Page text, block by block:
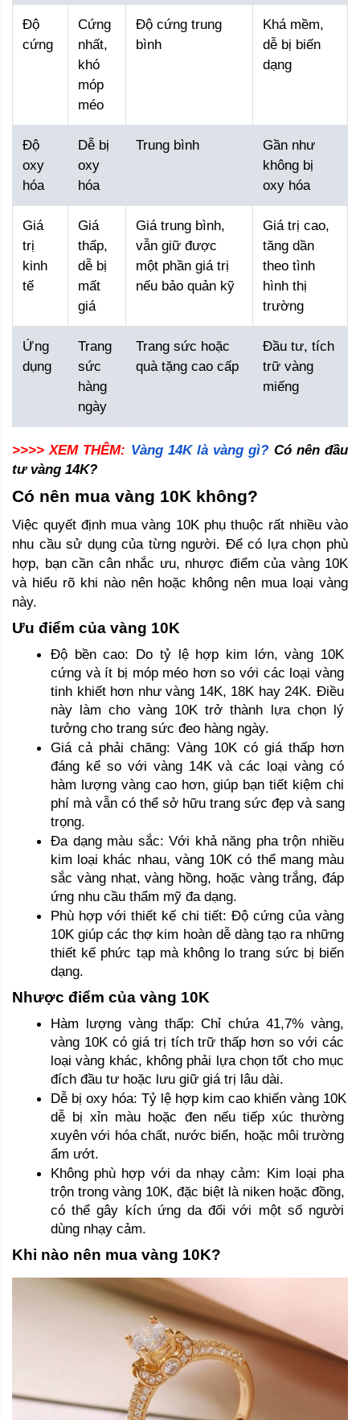
Độ
cứng
Cứng
nhất,
khó
móp
méo
Độ cứng trung
bình
Khá mềm,
dễ bị biến
dạng
Độ
oxy
hóa
Dễ bị
oxy
hóa
Trung bình
Gần như
không bị
oxy hóa
Giá
trị
kinh
tế
Giá
thấp,
dễ bị
mất
giá
Giá trung bình,
vẫn giữ được
một phần giá trị
nếu bảo quản kỹ
Giá trị cao,
tăng dần
theo tình
hình thị
trường
Ứng
dụng
Trang
sức
hàng
ngày
Trang sức hoặc
quà tặng cao cấp
Đầu tư, tích
trữ vàng
miếng
>>>> XEM THÊM: Vàng 14K là vàng gì? Có nên đầu
tư vàng 14K?
Có nên mua vàng 10K không?
Việc quyết định mua vàng 10K phụ thuộc rất nhiều vào
nhu cầu sử dụng của từng người. Để có lựa chọn phù
hợp, bạn cần cân nhắc ưu, nhược điểm của vàng 10K
và hiểu rõ khi nào nên hoặc không nên mua loại vàng
này.
Ưu điểm của vàng 10K
Độ bền cao: Do tỷ lệ hợp kim lớn, vàng 10K
cứng và ít bị móp méo hơn so với các loại vàng
tinh khiết hơn như vàng 14K, 18K hay 24K. Điều
này làm cho vàng 10K trở thành lựa chọn lý
tưởng cho trang sức đeo hàng ngày.
Giá cả phải chăng: Vàng 10K có giá thấp hơn
đáng kể so với vàng 14K và các loại vàng có
hàm lượng vàng cao hơn, giúp bạn tiết kiệm chi
phí mà vẫn có thể sở hữu trang sức đẹp và sang
trọng.
Đa dạng màu sắc: Với khả năng pha trộn nhiều
kim loại khác nhau, vàng 10K có thể mang màu
sắc vàng nhạt, vàng hồng, hoặc vàng trắng, đáp
ứng nhu cầu thẩm mỹ đa dạng.
Phù hợp với thiết kế chi tiết: Độ cứng của vàng
10K giúp các thợ kim hoàn dễ dàng tạo ra những
thiết kế phức tạp mà không lo trang sức bị biến
dạng.
Nhược điểm của vàng 10K
Hàm lượng vàng thấp: Chỉ chứa 41,7% vàng,
vàng 10K có giá trị tích trữ thấp hơn so với các
loại vàng khác, không phải lựa chọn tốt cho mục
đích đầu tư hoặc lưu giữ giá trị lâu dài.
Dễ bị oxy hóa: Tỷ lệ hợp kim cao khiến vàng 10K
dễ bị xỉn màu hoặc đen nếu tiếp xúc thường
xuyên với hóa chất, nước biển, hoặc môi trường
ẩm ướt.
Không phù hợp với da nhạy cảm: Kim loại pha
trộn trong vàng 10K, đặc biệt là niken hoặc đồng,
có thể gây kích ứng da đối với một số người
dùng nhạy cảm.
Khi nào nên mua vàng 10K?